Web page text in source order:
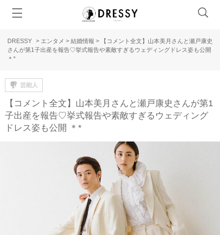
DRESSY > エンタメ > 結婚情報 >
【コメント全文】山本美月さんと瀬戸康史
さんが第1子出産を報告♡挙式報告や素敵すぎるウェディングドレス姿も公開
＊*
芸能人
【コメント全文】山本美月さんと瀬戸康史さんが第1
子出産を報告♡挙式報告や素敵すぎるウェディング
ドレス姿も公開 ＊*